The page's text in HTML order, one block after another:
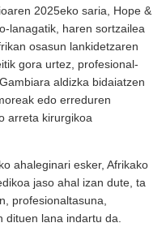
2025eko saria, Hope &
lanagatik, haren sortzailea
osasun lankidetzaren
gora urtez, profesional-
aldizka bidaiatzen
edo erreduren
arreta kirurgikoa
ahaleginari esker, Afrikako
jaso ahal izan dute, ta
profesionaltasuna,
lana indartu da.